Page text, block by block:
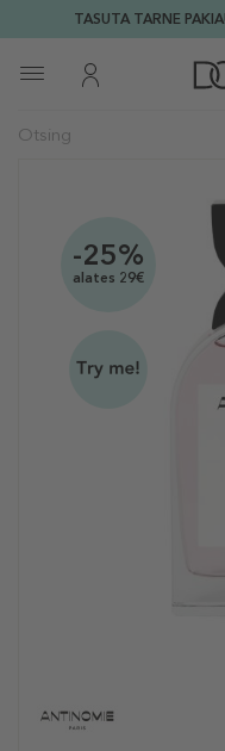
TASUTA TARNE
-25%
alates 29€